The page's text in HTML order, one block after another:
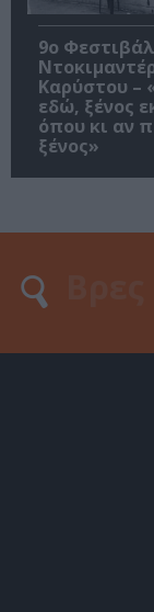
9ο Φεστιβάλ
Καρύστου –
εδώ, ξένος
όπου κι αν
ξένος»